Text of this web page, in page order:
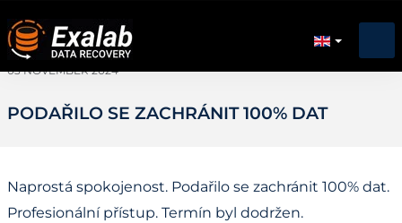
03 NOVEMBER 2024
PODAŘILO SE ZACHRÁNIT 100% DAT
Naprostá spokojenost. Podařilo se zachránit 100% dat.
Profesionální přístup. Termín byl dodržen.